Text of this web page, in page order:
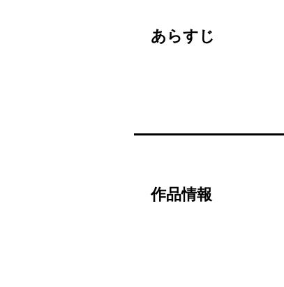
あらすじ
作品情報